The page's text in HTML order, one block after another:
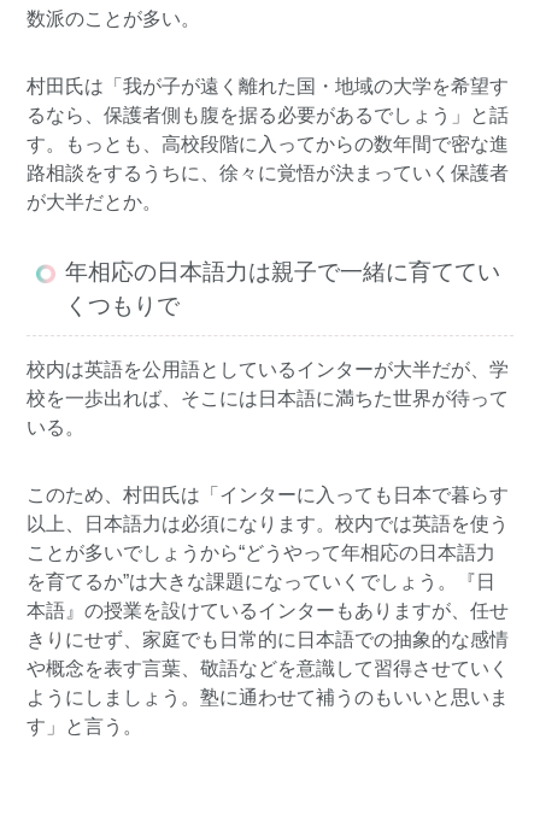
数派のことが多い。
村田氏は「我が子が遠く離れた国・地域の大学を希望す
るなら、保護者側も腹を据る必要があるでしょう」と話
す。もっとも、高校段階に入ってからの数年間で密な進
路相談をするうちに、徐々に覚悟が決まっていく保護者
が大半だとか。
年相応の日本語力は親子で一緒に育ててい
くつもりで
校内は英語を公用語としているインターが大半だが、学
校を一歩出れば、そこには日本語に満ちた世界が待って
いる。
このため、村田氏は「インターに入っても日本で暮らす
以上、日本語力は必須になります。校内では英語を使う
ことが多いでしょうから“どうやって年相応の日本語力
を育てるか”は大きな課題になっていくでしょう。『日
本語』の授業を設けているインターもありますが、任せ
きりにせず、家庭でも日常的に日本語での抽象的な感情
や概念を表す言葉、敬語などを意識して習得させていく
ようにしましょう。塾に通わせて補うのもいいと思いま
す」と言う。